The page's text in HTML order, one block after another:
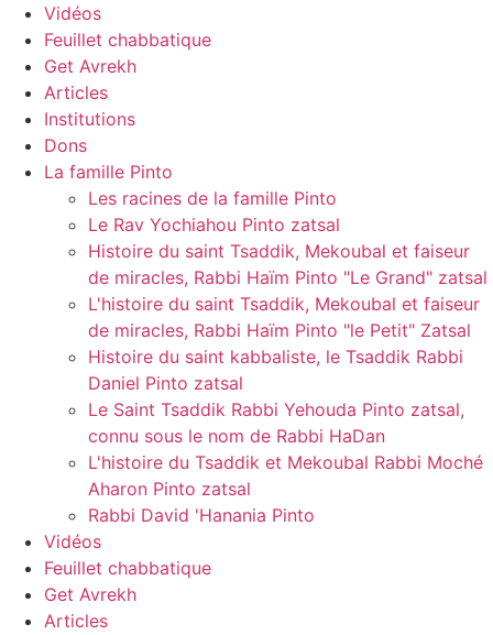
Vidéos
Feuillet chabbatique
Get Avrekh
Articles
Institutions
Dons
La famille Pinto
Les racines de la famille Pinto
Le Rav Yochiahou Pinto zatsal
Histoire du saint Tsaddik, Mekoubal et faiseur
de miracles, Rabbi Haïm Pinto "Le Grand" zatsal
L'histoire du saint Tsaddik, Mekoubal et faiseur
de miracles, Rabbi Haïm Pinto "le Petit" Zatsal
Histoire du saint kabbaliste, le Tsaddik Rabbi
Daniel Pinto zatsal
Le Saint Tsaddik Rabbi Yehouda Pinto zatsal,
connu sous le nom de Rabbi HaDan
L'histoire du Tsaddik et Mekoubal Rabbi Moché
Aharon Pinto zatsal
Rabbi David 'Hanania Pinto
Vidéos
Feuillet chabbatique
Get Avrekh
Articles